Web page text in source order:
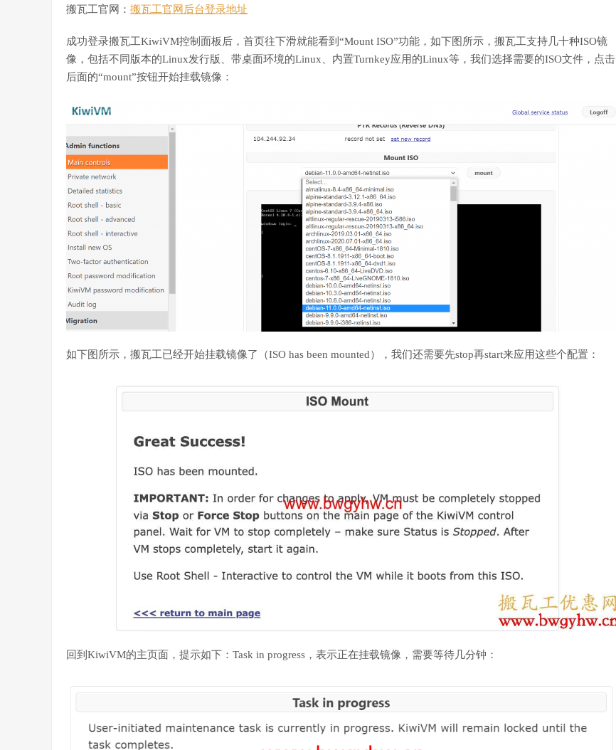
搬瓦工官网： 搬瓦工官网后台登录地址
成功登录搬瓦工KiwiVM控制面板后，首页往下滑就能看到“Mount ISO”功能，如下图所示，搬瓦工支持几十种ISO镜
像，包括不同版本的Linux发行版、带桌面环境的Linux、内置Turnkey应用的Linux等，我们选择需要的ISO文件，点击
后面的“mount”按钮开始挂载镜像：
如下图所示，搬瓦工已经开始挂载镜像了（ISO has been mounted），我们还需要先stop再start来应用这些个配置：
回到KiwiVM的主页面，提示如下：Task in progress，表示正在挂载镜像，需要等待几分钟：